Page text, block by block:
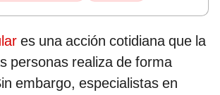
es una acción cotidiana que la
personas realiza de forma
embargo, especialistas en